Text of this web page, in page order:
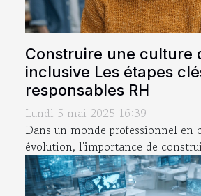
Construire une culture
inclusive Les étapes
responsables RH
Lundi 5 mai 2025 16:39
Dans un monde professionnel en
évolution, l'importance de